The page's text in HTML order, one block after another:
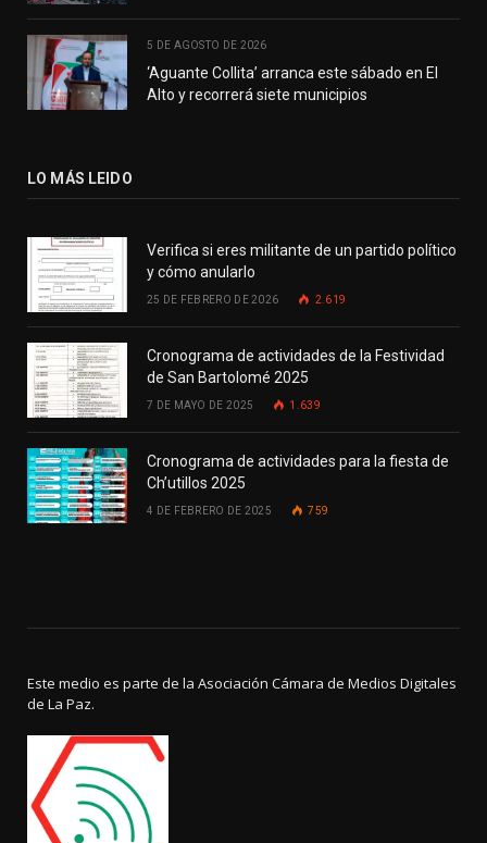
5 DE AGOSTO DE 2026
‘Aguante Collita’ arranca este sábado en El
Alto y recorrerá siete municipios
LO MÁS LEIDO
Verifica si eres militante de un partido político
y cómo anularlo
25 DE FEBRERO DE 2026 2.619
Cronograma de actividades de la Festividad
de San Bartolomé 2025
7 DE MAYO DE 2025 1.639
Cronograma de actividades para la fiesta de
Ch’utillos 2025
4 DE FEBRERO DE 2025 759
Este medio es parte de la Asociación Cámara de Medios Digitales
de La Paz.